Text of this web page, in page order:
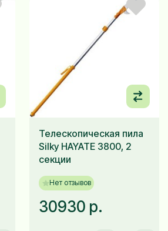
Телескопическая пила
Silky HAYATE 3800, 2
секции
Нет отзывов
30930 р.